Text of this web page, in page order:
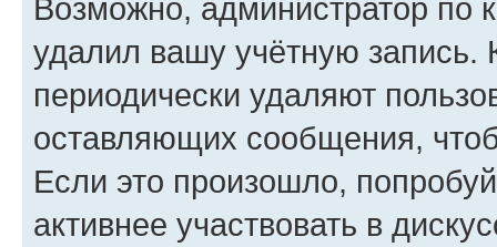
Возможно, администратор по
удалил вашу учётную запись.
периодически удаляют
оставляющих сообщения,
Если это произошло,
активнее участвовать в